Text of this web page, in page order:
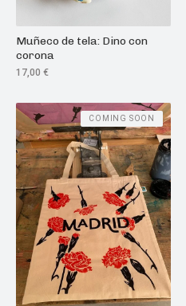
Muñeco de tela: Dino con
corona
17,00 €
COMING SOON